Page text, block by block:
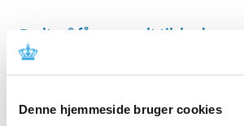
Denne hjemmeside bruger cookies
Braltus® får generelt tilskud
|4. juli 2016
Lægemiddelstyrelsen har besluttet, at